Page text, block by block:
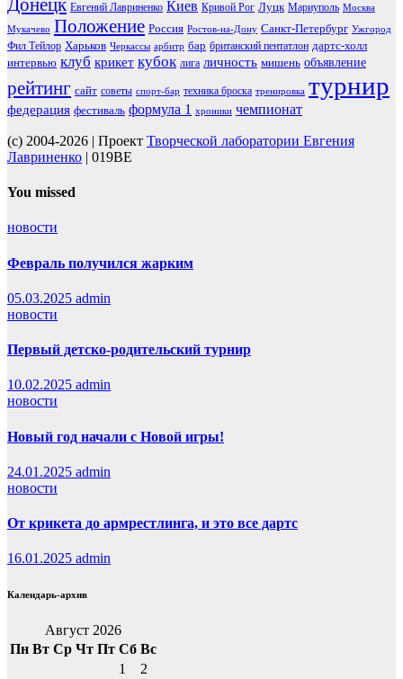
Евгений Лавриненко Киев Кривой Рог Луцк Мариуполь Москва
Мукачево Положение Россия Ростов-на-Дону Санкт-Петербург Ужгород
Фил Тейлор Харьков Черкассы арбитр бар британский пентатлон дартс-холл
интервью клуб крикет кубок лига личность мишень объявление
рейтинг сайт советы спорт-бар техника броска тренировка турнир
федерация фестиваль формула 1 хроники чемпионат
(c) 2004-2026 | Проект Творческой лаборатории Евгения
Лавриненко | 019BE
You missed
новости
Февраль получился жарким
05.03.2025 admin
новости
Первый детско-родительский турнир
10.02.2025 admin
новости
Новый год начали с Новой игры!
24.01.2025 admin
новости
От крикета до армрестлинга, и это все дартс
16.01.2025 admin
Календарь-архив
Август 2026
Пн Вт Ср Чт Пт Сб Вс
1
2